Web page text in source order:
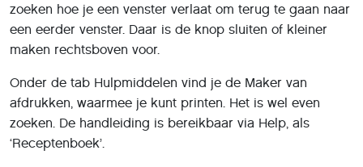
zoeken hoe je een venster verlaat om terug te gaan naar
een eerder venster. Daar is de knop sluiten of kleiner
maken rechtsboven voor.
Onder de tab Hulpmiddelen vind je de Maker van
afdrukken, waarmee je kunt printen. Het is wel even
zoeken. De handleiding is bereikbaar via Help, als
‘Receptenboek’.